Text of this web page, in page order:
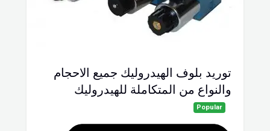
توريد بلوف الهيدروليك جميع الاحجام
والنواع من المتكاملة للهيدروليك
Popular